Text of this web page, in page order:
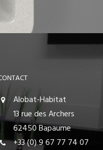
Alobat-Habitat
13 rue des Archers
62450 Bapaume
+33 (0) 9 67 77 74 07